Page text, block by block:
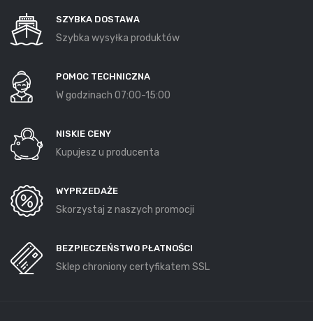
SZYBKA DOSTAWA
Szybka wysyłka produktów
POMOC TECHNICZNA
W godzinach 07:00-15:00
NISKIE CENY
Kupujesz u producenta
WYPRZEDAŻE
Skorzystaj z naszych promocji
BEZPIECZEŃSTWO PŁATNOŚCI
Sklep chroniony certyfikatem SSL